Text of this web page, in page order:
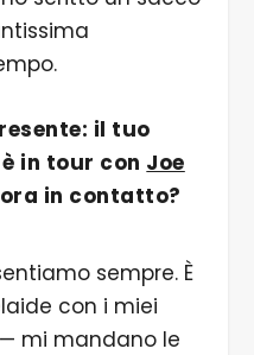
il tuo
è in tour con Joe
in contatto?
sempre. È
con i miei
mi mandano le